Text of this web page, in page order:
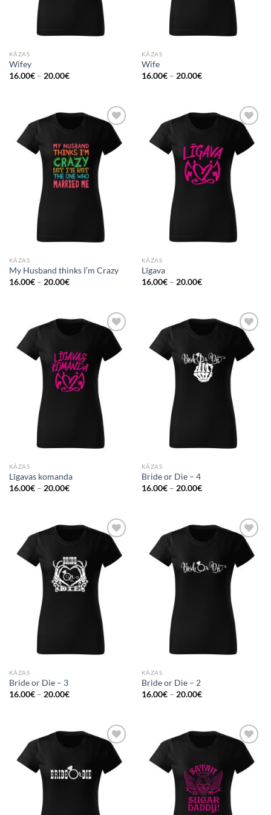
KĀZAS
Wifey
16.00€– 20.00€
KĀZAS
Wife
16.00€– 20.00€
Add to
Wishlist
KĀZAS
My Husband thinks I’m Crazy
16.00€– 20.00€
Add to
Wishlist
KĀZAS
Līgava
16.00€– 20.00€
Add to
Wishlist
KĀZAS
Līgavas komanda
16.00€– 20.00€
Add to
Wishlist
KĀZAS
Bride or Die – 4
16.00€– 20.00€
Add to
Wishlist
KĀZAS
Bride or Die – 3
16.00€– 20.00€
Add to
Wishlist
KĀZAS
Bride or Die – 2
16.00€– 20.00€
Add to
Wishlist
Add to
Wishlist